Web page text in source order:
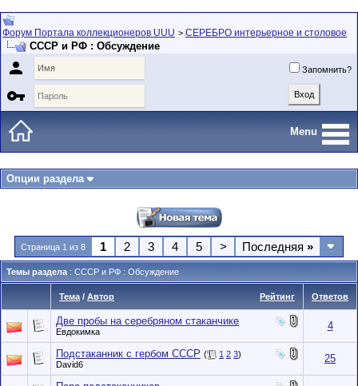
Форум Портала коллекционеров UUU > СЕРЕБРО интерьерное и столовое
СССР и РФ : Обсуждение
 Запомнить?

Menu
Опции раздела
Страница 1 из 8 1 2 3 4 5 > Последняя »
Темы раздела : СССР и РФ : Обсуждение
Рейтинг
Тема / Автор Ответов
Две пробы на серебряном стаканчике
Евдокимка 4
Подстаканник с гербом CCCP ( 1 2 3)
David6
25